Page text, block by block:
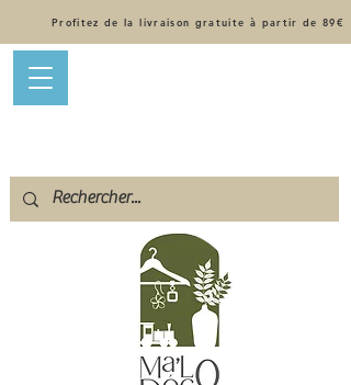
Profitez de la livraison gratuite à partir de 89€